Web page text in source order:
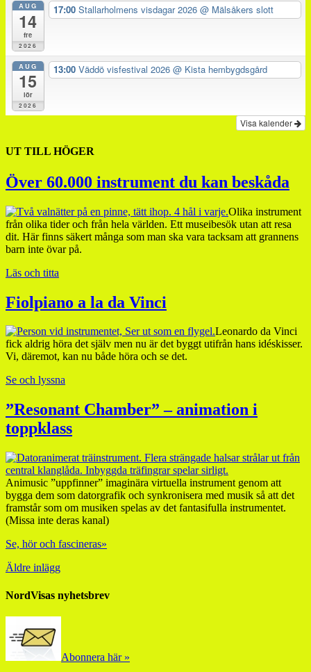
AUG
14
fre
2026
17:00 Stallarholmens visdagar 2026 @ Mälsåkers slott
AUG
15
lör
2026
13:00 Väddö visfestival 2026 @ Kista hembygdsgård
Visa kalender
UT TILL HÖGER
Över 60.000 instrument du kan beskåda
Olika instrument
från olika tider och från hela världen. Ett museibesök utan att resa
dit. Här finns säkert många som man ska vara tacksam att grannens
barn inte övar på.
Läs och titta
Fiolpiano a la da Vinci
Leonardo da Vinci
fick aldrig höra det själv men nu är det byggt utifrån hans idéskisser.
Vi, däremot, kan nu både höra och se det.
Se och lyssna
”Resonant Chamber” – animation i
toppklass
Animusic ”uppfinner” imaginära virtuella instrument genom att
bygga dem som datorgrafik och synkronisera med musik så att det
framstår som om musiken spelas av det fantasifulla instrumentet.
(Missa inte deras kanal)
Se, hör och fascineras»
Äldre inlägg
NordVisas nyhetsbrev
Abonnera här »